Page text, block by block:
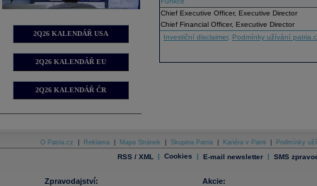
2Q26 KALENDÁŘ USA
2Q26 KALENDÁŘ EU
2Q26 KALENDÁŘ ČR
Chief Executive Officer, Executive Director
Chief Financial Officer, Executive Director
Investiční disclaimer, Podmínky užívání
O Patria.cz Reklama Mapa Stránek Skupina Patria Kariéra v Patrii Podmínky
RSS / XML | Cookies | E-mail newsletter | SMS
Zpravodajství:
Akcie: